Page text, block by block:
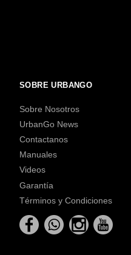
SOBRE URBANGO
Sobre Nosotros
UrbanGo News
Contactanos
Manuales
Videos
Garantía
Términos y Condiciones